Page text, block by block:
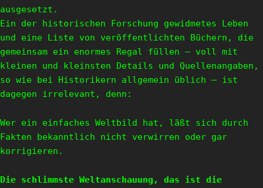
ausgesetzt.
Ein der historischen Forschung gewidmetes Leben
und eine Liste von veröffentlichten Büchern, die
gemeinsam ein enormes Regal füllen – voll mit
kleinen und kleinsten Details und Quellenangaben,
so wie bei Historikern allgemein üblich – ist
dagegen irrelevant, denn:
Wer ein einfaches Weltbild hat, läßt sich durch
Fakten bekanntlich nicht verwirren oder gar
korrigieren.
Die schlimmste Weltanschauung, das ist die